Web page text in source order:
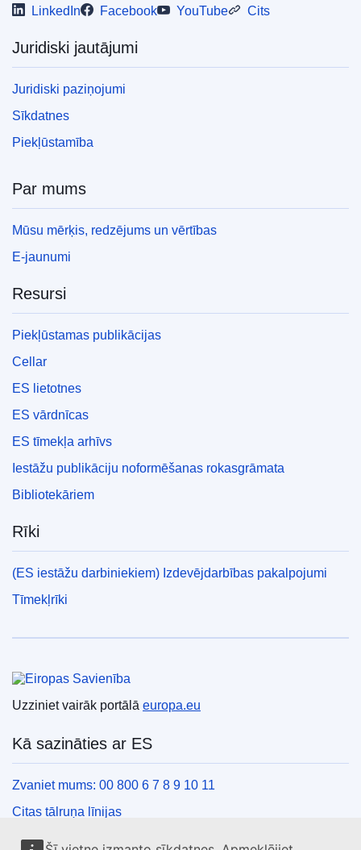
LinkedIn Facebook YouTube Cits
Juridiski jautājumi
Juridiski paziņojumi
Sīkdatnes
Piekļūstamība
Par mums
Mūsu mērķis, redzējums un vērtības
E-jaunumi
Resursi
Piekļūstamas publikācijas
Cellar
ES lietotnes
ES vārdnīcas
ES tīmekļa arhīvs
Iestāžu publikāciju noformēšanas rokasgrāmata
Bibliotekāriem
Rīki
(ES iestāžu darbiniekiem) Izdevējdarbības pakalpojumi
Tīmekļrīki
Uzziniet vairāk portālā europa.eu
Kā sazināties ar ES
Zvaniet mums: 00 800 6 7 8 9 10 11
Citas tālruņa līnijas
Saziņas veidlapa